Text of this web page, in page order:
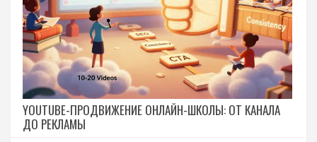
YOUTUBE-ПРОДВИЖЕНИЕ ОНЛАЙН-ШКОЛЫ: ОТ КАНАЛА
ДО РЕКЛАМЫ